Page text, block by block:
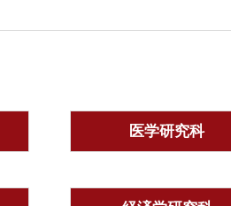
医学研究科